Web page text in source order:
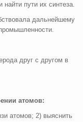
пути их синтеза.
дальнейшему
друг с другом в
атомов:
атомов; 2) выяснить